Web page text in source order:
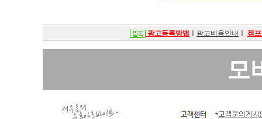
광고등록방법 광고비용안내 점
모